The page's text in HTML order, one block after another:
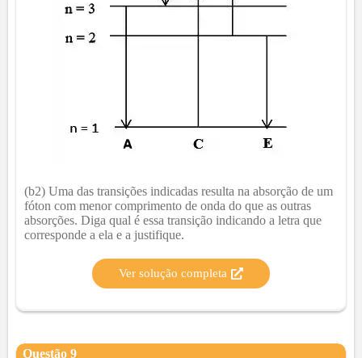
(b2) Uma das transições indicadas resulta na absorção de um
fóton com menor comprimento de onda do que as outras
absorções. Diga qual é essa transição indicando a letra que
corresponde a ela e a justifique.
Ver solução completa
Questão 9